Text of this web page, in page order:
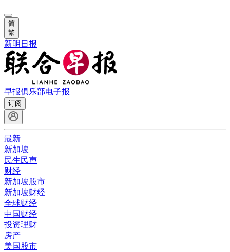
简
繁
新明日报
早报俱乐部电子报
订阅
最新
新加坡
民生民声
财经
新加坡股市
新加坡财经
全球财经
中国财经
投资理财
房产
美国股市